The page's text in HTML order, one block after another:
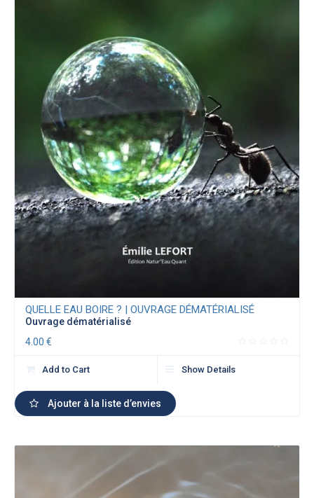
QUELLE EAU BOIRE ? | OUVRAGE DÉMATÉRIALISÉ
Ouvrage dématérialisé
4.00€
Add to Cart Show Details
Ajouter à la liste d’envies